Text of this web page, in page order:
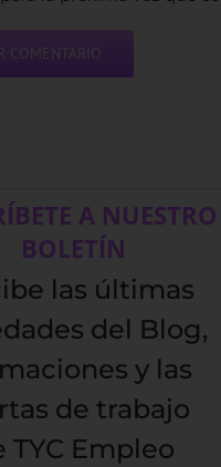
A NUESTRO
BOLETÍN
las últimas
del Blog,
y las
de trabajo
TYC Empleo